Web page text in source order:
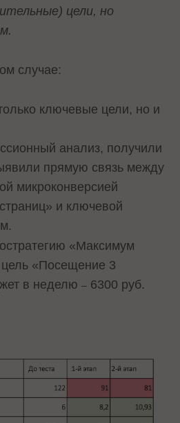
цели, но
случае:
ключевые цели, но и
анализ, получили
прямую связь между
микроконверсией
и ключевой
«Максимум
цель «Посещение 3
в неделю– 6300 руб.